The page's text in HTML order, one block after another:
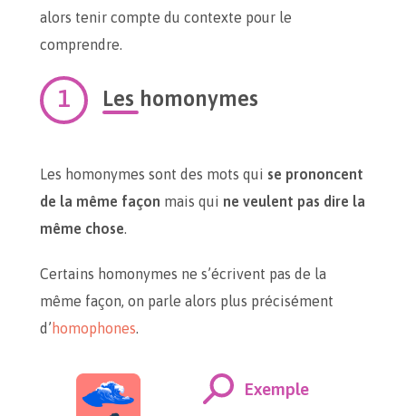
alors tenir compte du contexte pour le
comprendre.
Les homonymes
Les homonymes sont des mots qui se prononcent
de la même façon mais qui ne veulent pas dire la
même chose.
Certains homonymes ne s’écrivent pas de la
même façon, on parle alors plus précisément
d’ homophones.
Exemple